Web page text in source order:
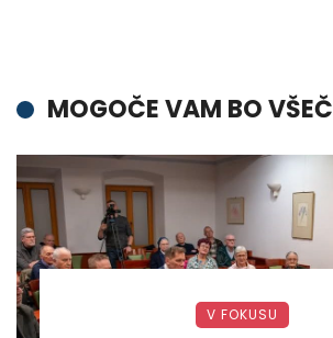
MOGOČE VAM BO VŠEČ
V FOKUSU